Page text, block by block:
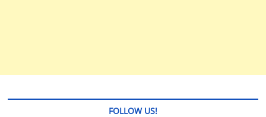
FOLLOW US!